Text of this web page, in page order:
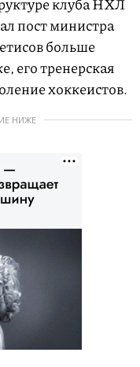
пост министра
больше
его тренерская
хоккеистов.
НИЖЕ